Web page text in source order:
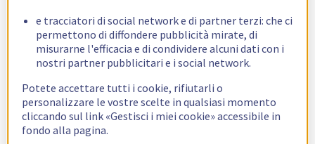
e tracciatori di social network e di partner terzi: che ci
permettono di diffondere pubblicità mirate, di
misurarne l'efficacia e di condividere alcuni dati con i
nostri partner pubblicitari e i social network.
Potete accettare tutti i cookie, rifiutarli o
personalizzare le vostre scelte in qualsiasi momento
cliccando sul link «Gestisci i miei cookie» accessibile in
fondo alla pagina.